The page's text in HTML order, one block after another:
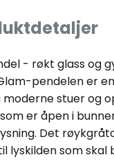
- røkt glass og
pendelen er
stuer og
er åpen i
Det
lyskilden som skal